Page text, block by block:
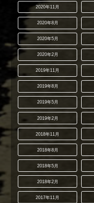
2020年11月
2020年8月
2020年5月
2020年2月
2019年11月
2019年8月
2019年5月
2019年2月
2018年11月
2018年8月
2018年5月
2018年2月
2017年11月